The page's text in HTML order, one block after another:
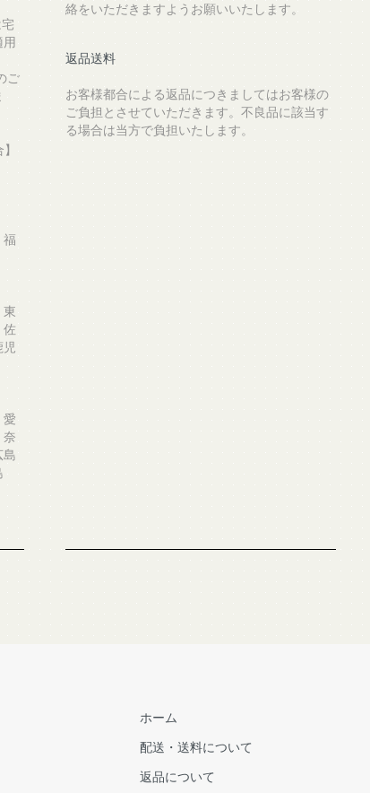
用
ご
福
東
佐
愛
奈
島
絡をいただきますようお願いいたします。
返品送料
お客様都合による返品につきましてはお客様の
ご負担とさせていただきます。不良品に該当す
る場合は当方で負担いたします。
ホーム
配送・送料について
返品について